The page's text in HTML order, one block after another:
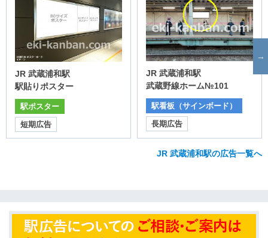
JR 武蔵浦和駅
駅貼りポスター
駅ポスター
短期広告
JR 武蔵浦和駅
武蔵野線ホーム№101
駅看板（サインボード）
長期広告
JR 武蔵浦和駅の広告一覧へ